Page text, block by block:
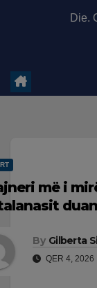
Die.
më i
By Gilberta
QER 4, 2026